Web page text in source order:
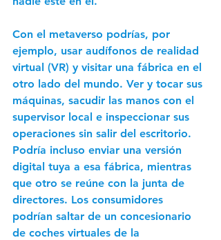
Con el metaverso podrías, por
ejemplo, usar audífonos de realidad
virtual (VR) y visitar una fábrica en el
otro lado del mundo. Ver y tocar sus
máquinas, sacudir las manos con el
supervisor local e inspeccionar sus
operaciones sin salir del escritorio.
Podría incluso enviar una versión
digital tuya a esa fábrica, mientras
que otro se reúne con la junta de
directores. Los consumidores
podrían saltar de un concesionario
de coches virtuales de la